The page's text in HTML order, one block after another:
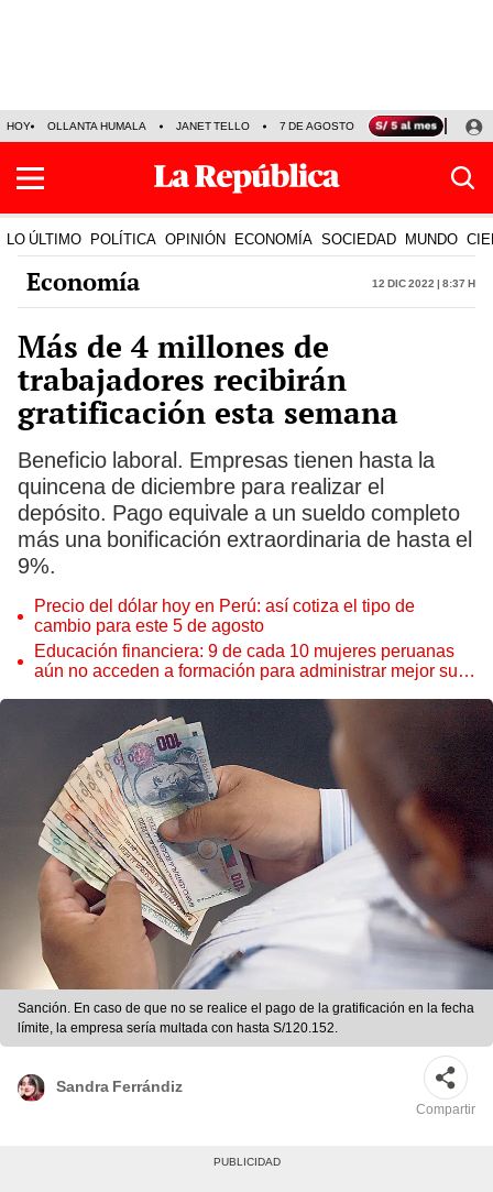
HOY OLLANTA HUMALA JANET TELLO 7 DE AGOSTO TINKA RESULTADOS
LO ÚLTIMO POLÍTICA OPINIÓN ECONOMÍA SOCIEDAD MUNDO
Economía 12 Dic 2022 | 8:37 h
Más de 4 millones de
trabajadores recibirán
gratificación esta semana
Beneficio laboral. Empresas tienen hasta la
quincena de diciembre para realizar el
depósito. Pago equivale a un sueldo completo
más una bonificación extraordinaria de hasta el
9%.
Precio del dólar hoy en Perú: así cotiza el tipo de
cambio para este 5 de agosto
Educación financiera: 9 de cada 10 mujeres peruanas
aún no acceden a formación para administrar mejor su
Sanción. En caso de que no se realice el pago de la gratificación en la fecha
límite, la empresa sería multada con hasta S/120.152.
Sandra Ferrándiz
Compartir